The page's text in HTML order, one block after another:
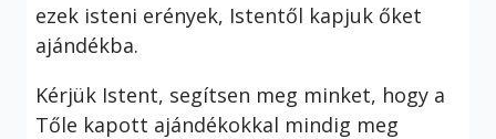
ezek isteni erények, Istentől kapjuk őket
ajándékba.
Kérjük Istent, segítsen meg minket, hogy a
Tőle kapott ajándékokkal mindig meg